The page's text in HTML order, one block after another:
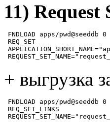
11) Request
FNDLOAD apps/
REQ_SET
+ выгрузка
FNDLOAD apps/
REQ_SET_LINKS